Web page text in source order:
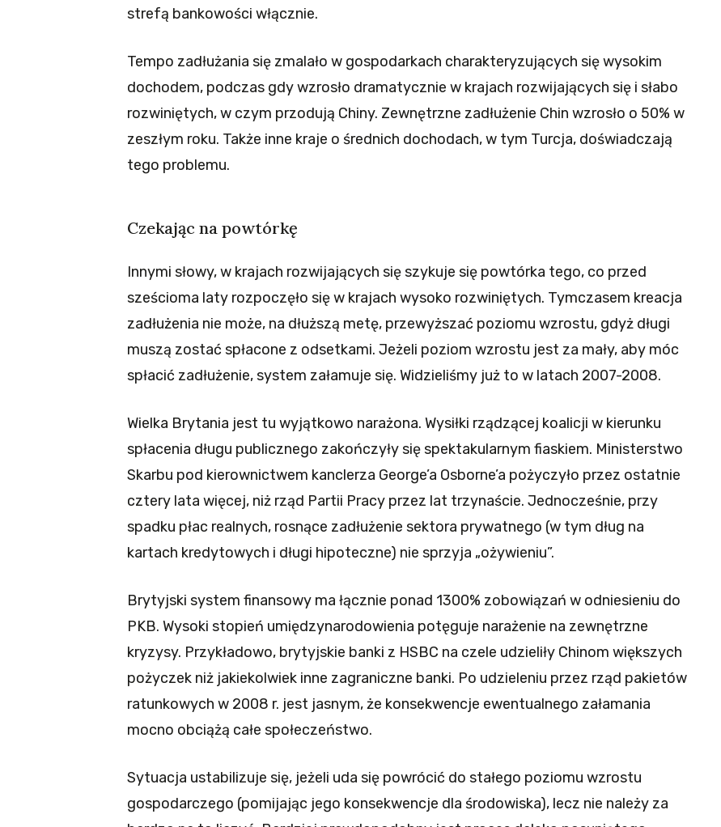
strefą bankowości włącznie.
Tempo zadłużania się zmalało w gospodarkach charakteryzujących się wysokim
dochodem, podczas gdy wzrosło dramatycznie w krajach rozwijających się i słabo
rozwiniętych, w czym przodują Chiny. Zewnętrzne zadłużenie Chin wzrosło o 50% w
zeszłym roku. Także inne kraje o średnich dochodach, w tym Turcja, doświadczają
tego problemu.
Czekając na powtórkę
Innymi słowy, w krajach rozwijających się szykuje się powtórka tego, co przed
sześcioma laty rozpoczęło się w krajach wysoko rozwiniętych. Tymczasem kreacja
zadłużenia nie może, na dłuższą metę, przewyższać poziomu wzrostu, gdyż długi
muszą zostać spłacone z odsetkami. Jeżeli poziom wzrostu jest za mały, aby móc
spłacić zadłużenie, system załamuje się. Widzieliśmy już to w latach 2007-2008.
Wielka Brytania jest tu wyjątkowo narażona. Wysiłki rządzącej koalicji w kierunku
spłacenia długu publicznego zakończyły się spektakularnym fiaskiem. Ministerstwo
Skarbu pod kierownictwem kanclerza George’a Osborne’a pożyczyło przez ostatnie
cztery lata więcej, niż rząd Partii Pracy przez lat trzynaście. Jednocześnie, przy
spadku płac realnych, rosnące zadłużenie sektora prywatnego (w tym dług na
kartach kredytowych i długi hipoteczne) nie sprzyja „ożywieniu”.
Brytyjski system finansowy ma łącznie ponad 1300% zobowiązań w odniesieniu do
PKB. Wysoki stopień umiędzynarodowienia potęguje narażenie na zewnętrzne
kryzysy. Przykładowo, brytyjskie banki z HSBC na czele udzieliły Chinom większych
pożyczek niż jakiekolwiek inne zagraniczne banki. Po udzieleniu przez rząd pakietów
ratunkowych w 2008 r. jest jasnym, że konsekwencje ewentualnego załamania
mocno obciążą całe społeczeństwo.
Sytuacja ustabilizuje się, jeżeli uda się powrócić do stałego poziomu wzrostu
gospodarczego (pomijając jego konsekwencje dla środowiska), lecz nie należy za